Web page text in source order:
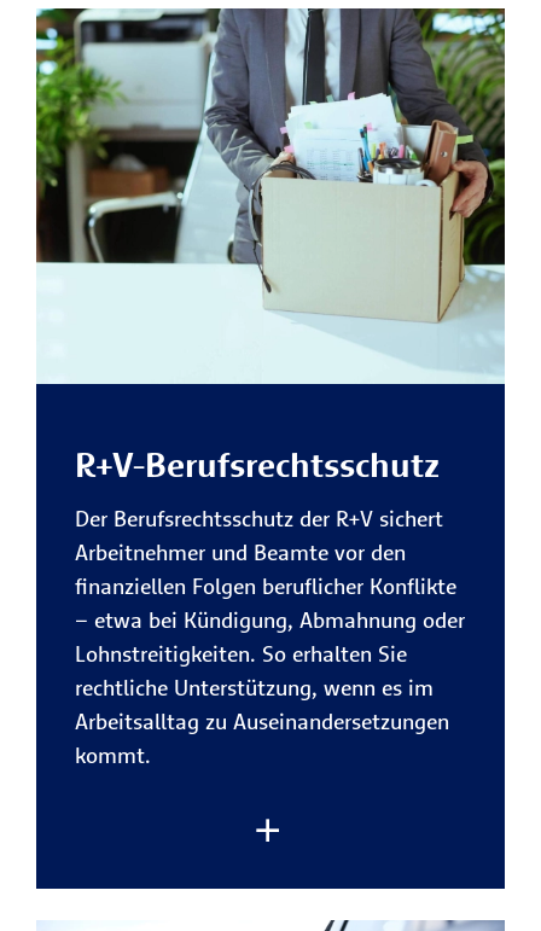
Dieprivate Rechtsschutzversicherung der
R+V übernimmt die typischen Kosten
eines Rechtsstreits . Damit können Sie
Ihr Anliegen verfolgen, ohne finanzielle
Risiken einzugehen.
Besonders hilfreich ist der
alltäglichen Situationen:
zum Beispiel
bei Ärger mit Onlinekäufen,
Reiseveranstaltern und Handwerkern.
Kostenübernahme bei privaten
Rechtsstreitigkeiten
Die R+V trägt die gesetzlichen
Kosten für Anwalt, Gericht,
Gutachter und Zeugen sowie
gegebenenfalls die vom Gericht
festgesetzen Kosten der Gegenseite
– für maximale finanzielle Sicherheit
im privaten Alltag.
Schutz bei Streitigkeiten rund um
Handwerkerleistung, Reisebuchung
R+V-Berufsrechtsschutz
Der Berufsrechtsschutz der R+V sichert
Arbeitnehmer und Beamte vor den
finanziellen Folgen beruflicher Konflikte
– etwa bei Kündigung, Abmahnung oder
Lohnstreitigkeiten. So erhalten Sie
rechtliche Unterstützung, wenn es im
Arbeitsalltag zu Auseinandersetzungen
kommt.